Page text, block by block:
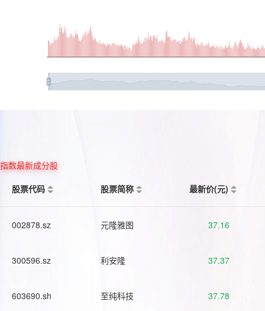
指数最新成分股
股票代码
股票简称 最新价(元)
002878.sz 元隆雅图 37.16
300596.sz 利安隆 37.37
603690.sh 至纯科技 37.78